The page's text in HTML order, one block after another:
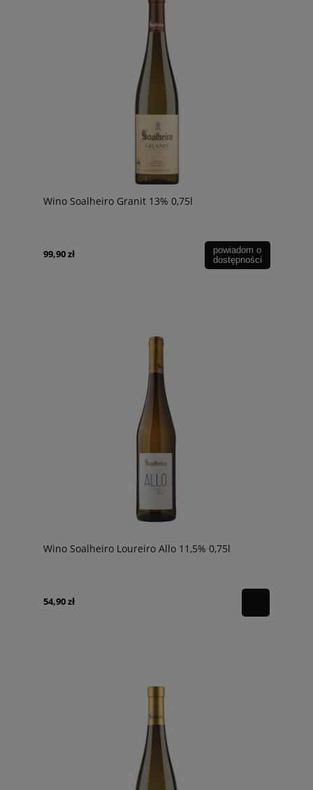
Wino Soalheiro Granit 13% 0,75l
99,90 zł
powiadom o
dostępności
Wino Soalheiro Loureiro Allo 11,5% 0,75l
54,90 zł